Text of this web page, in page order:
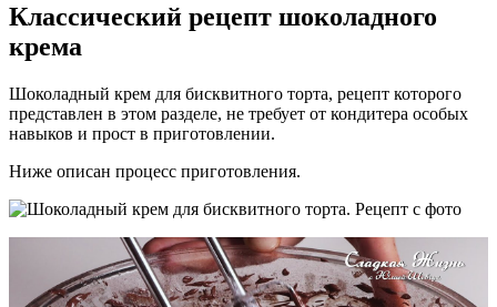
Классический рецепт шоколадного
крема
Шоколадный крем для бисквитного торта, рецепт которого
представлен в этом разделе, не требует от кондитера особых
навыков и прост в приготовлении.
Ниже описан процесс приготовления.